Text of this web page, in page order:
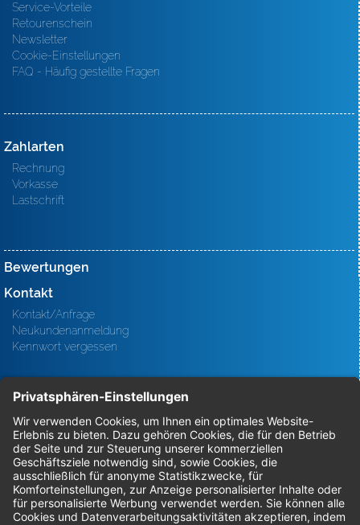
Service-Vorteile
Retourenschein
Newsletter
Cookie-Einstellungen
FAQ - Häufig gestellte Fragen
Zahlarten
Rechnung
Vorkasse
Lastschrift
Bewertungen
Kontakt
Kontakt/Anfrage
Neukundenanmeldung
Kennwort vergessen
Bestellungen
Sendung verfolgen